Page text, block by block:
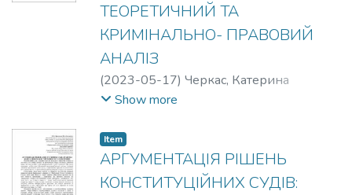
ТЕОРЕТИЧНИЙ ТА
КРИМІНАЛЬНО- ПРАВОВИЙ
АНАЛІЗ
(2023-05-17) Черкас, Катерина
Шалвівна;Пендюра, Максим
Show more
Item
АРГУМЕНТАЦІЯ РІШЕНЬ
КОНСТИТУЦІЙНИХ СУДІВ: